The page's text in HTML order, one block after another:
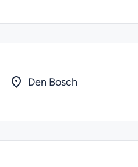
Den Bosch